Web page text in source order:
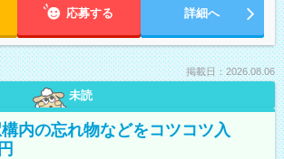
応募する 詳細へ
掲載日：2026.08.06
未読
構内の忘れ物などをコツコツ入